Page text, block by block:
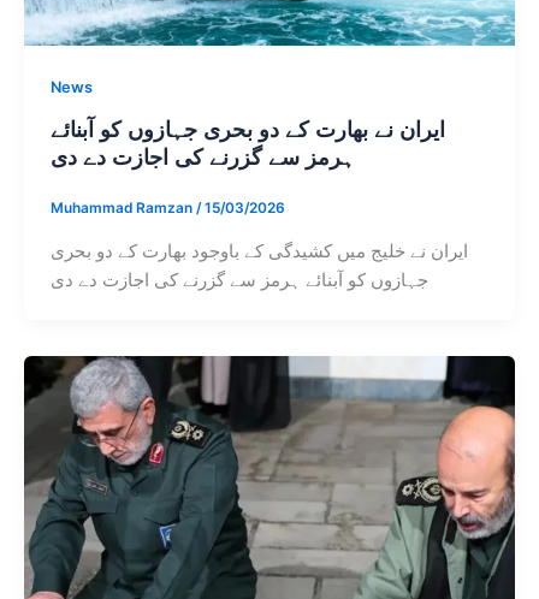
News
ایران نے بھارت کے دو بحری جہازوں کو آبنائے
ہرمز سے گزرنے کی اجازت دے دی
Muhammad Ramzan /15/03/2026
ایران نے خلیج میں کشیدگی کے باوجود بھارت کے دو بحری
جہازوں کو آبنائے ہرمز سے گزرنے کی اجازت دے دی